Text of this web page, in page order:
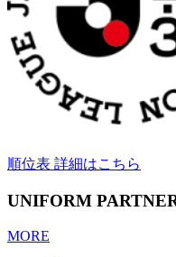
順位表 詳細はこちら
UNIFORM
MORE